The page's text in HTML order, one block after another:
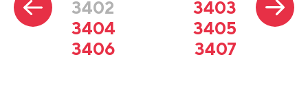
3402
3403
3404
3405
3406
3407